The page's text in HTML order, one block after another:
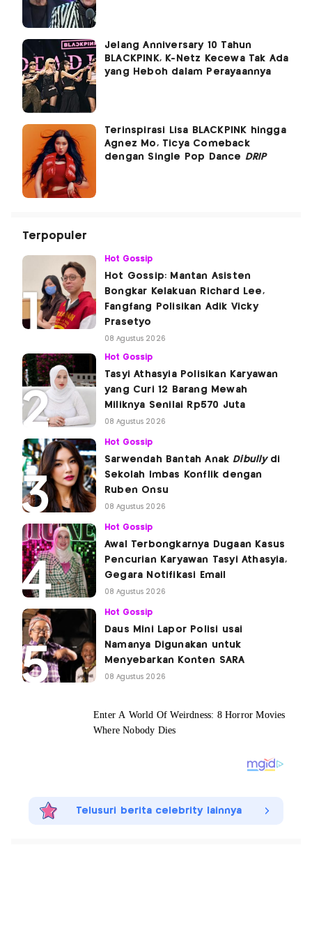
Jelang Anniversary 10 Tahun
BLACKPINK, K-Netz Kecewa Tak Ada
yang Heboh dalam Perayaannya
Terinspirasi Lisa BLACKPINK hingga
Agnez Mo, Ticya Comeback
dengan Single Pop Dance DRIP
Terpopuler
Hot Gossip
Hot Gossip: Mantan Asisten
Bongkar Kelakuan Richard Lee,
Fangfang Polisikan Adik Vicky
Prasetyo
08 Agustus 2026
Hot Gossip
Tasyi Athasyia Polisikan Karyawan
yang Curi 12 Barang Mewah
Miliknya Senilai Rp570 Juta
08 Agustus 2026
Hot Gossip
Sarwendah Bantah Anak Dibullydi
Sekolah Imbas Konflik dengan
Ruben Onsu
08 Agustus 2026
Hot Gossip
Awal Terbongkarnya Dugaan Kasus
Pencurian Karyawan Tasyi Athasyia,
Gegara Notifikasi Email
08 Agustus 2026
Hot Gossip
Daus Mini Lapor Polisi usai
Namanya Digunakan untuk
Menyebarkan Konten SARA
08 Agustus 2026
Telusuri berita celebrity lainnya